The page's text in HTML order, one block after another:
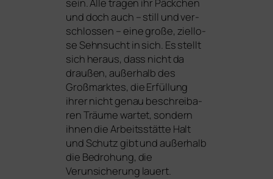
und doch auch – still und ver­
schlos­sen – eine gro­ße, ziel­lo­
se Sehnsucht in sich. Es stellt
sich her­aus, dass nicht da
drau­ßen, außer­halb des
Großmarktes, die Erfüllung
ihrer nicht genau beschreiba­
ren Träume war­tet, son­dern
ihnen die Arbeitsstätte Halt
und Schutz gibt und außer­halb
die Bedrohung, die
Verunsicherung lauert.